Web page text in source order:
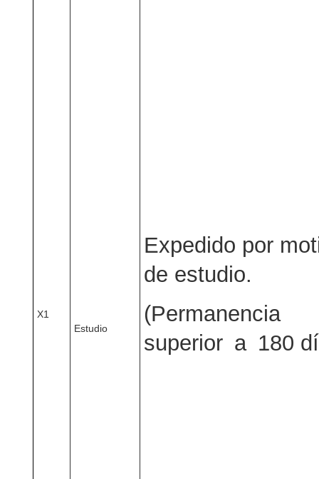
X1
Estudio
Expedido por
de estudio.
(Permanencia
superior a 180